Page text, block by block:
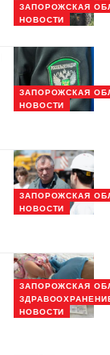
ЗАПОРОЖСКАЯ
НОВОСТИ
ЗАПОРОЖСКАЯ
НОВОСТИ
ЗАПОРОЖСКАЯ
НОВОСТИ
ЗАПОРОЖСКАЯ
НОВОСТИ